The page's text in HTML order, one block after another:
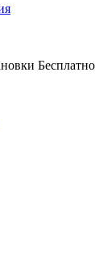
Бесплатно